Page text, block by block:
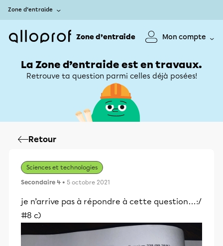
Zone d’entraide
Zone d’entraide Mon compte
La Zone d’entraide est en travaux.
Retrouve ta question parmi celles déjà posées!
Retour
Sciences et technologies
Secondaire 4 • 5 octobre 2021
je n’arrive pas à répondre à cette question…:/
#8 c)